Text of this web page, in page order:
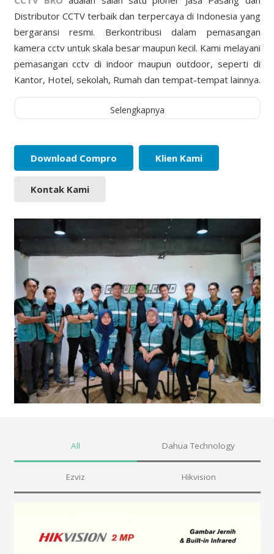
Distributor CCTV terbaik dan terpercaya di Indonesia yang
bergaransi resmi. Berkontribusi dalam pemasangan
kamera cctv untuk skala besar maupun kecil. Kami melayani
pemasangan cctv di indoor maupun outdoor, seperti di
Kantor, Hotel, sekolah, Rumah dan tempat-tempat lainnya.
Selengkapnya
Download Compro Klien Kami
Kontak Kami
All Dahua Technology
Ezviz Hikvision